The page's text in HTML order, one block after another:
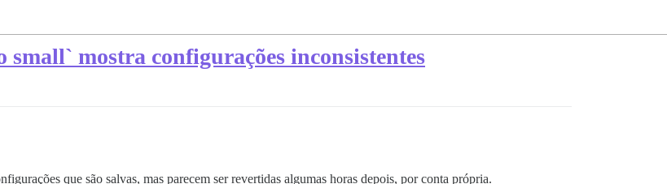
small` mostra configurações inconsistentes
que são salvas, mas parecem ser revertidas algumas horas depois, por conta própria.